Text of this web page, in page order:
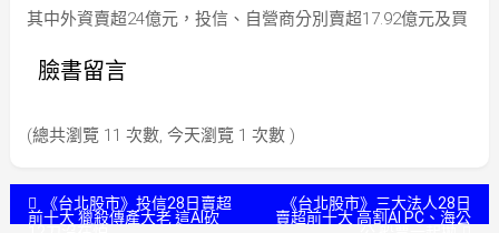
其中外資賣超24億元，投信、自營商分別賣超17.92億元及買
臉書留言
(總共瀏覽 11 次數, 今天瀏覽 1 次數 )
文 《台北股市》投信28日賣超
前十大 獵殺傳產大老 這AI砍
《台北股市》三大法人28日
賣超前十大 高割AI PC、海公